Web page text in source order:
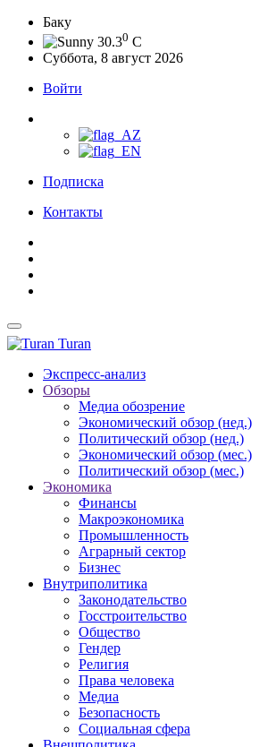
Баку
30.30 C
Суббота, 8 август 2026
Войти
Подписка
Контакты
Turan
Экспресс-анализ
Обзоры
Медиа обозрение
Экономический обзор (нед.)
Политический обзор (нед.)
Экономический обзор (мес.)
Политический обзор (мес.)
Экономика
Финансы
Макроэкономика
Промышленность
Аграрный сектор
Бизнес
Внутриполитика
Законодательство
Госстроительство
Общество
Гендер
Религия
Права человека
Медиа
Безопасность
Социальная сфера